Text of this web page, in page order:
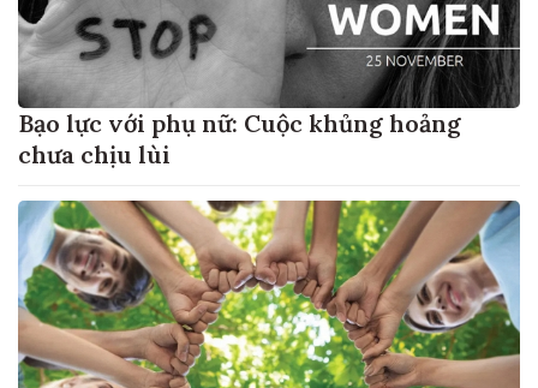
Bạo lực với phụ nữ: Cuộc khủng hoảng
chưa chịu lùi